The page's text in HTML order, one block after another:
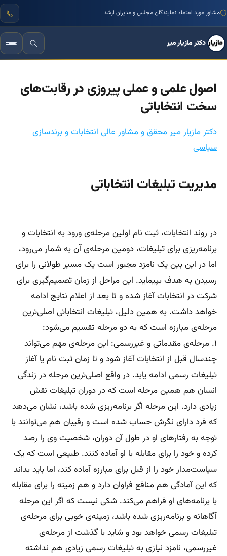
مشاور مورد اعتماد نمایندگان مجلس و مدیران ارشد
دکتر مازیار میر
اصول علمی و عملی پیروزی در رقابت‌های
سخت انتخاباتی
دکتر مازیار میر محقق و مشاور عالی انتخابات و برندسازی
سیاسی
مدیریت تبلیغات انتخاباتی
در روند انتخابات، ثبت نام اولین مرحله‌ی ورود به انتخابات و
برنامه‌ریزی برای تبلیغات، دومین مرحله‌ی آن به شمار می‌رود،
اما در این بین یک نامزد مجبور است یک مسیر طولانی را برای
رسیدن به هدف بپیماید. این مراحل از زمان تصمیم‌گیری برای
شرکت در انتخابات آغاز شده و تا بعد از اعلام نتایج ادامه
خواهد داشت. به همین دلیل، تبلیغات انتخاباتی اصلی‌ترین
مرحله‌ی مبارزه است که به دو مرحله تقسیم می‌شود:
۱. مرحله‌ی مقدماتی و غیر‌رسمی: این مرحله‌ی مهم می‌تواند
چند‌سال قبل از انتخابات آغاز شود و تا زمان ثبت نام ‌یا آغاز
تبلیغات رسمی ادامه یابد. در واقع اصلی‌ترین مرحله در زندگی
انسان هم همین مرحله است که در دوران تبلیغات نقش
زیادی دارد. این مرحله اگر برنامه‌ریزی شده باشد، نشان می‌دهد
که فرد دارای نگرش حساب شده است و رقیبان هم می‌توانند با
توجه به رفتارهای او در طول آن دوران، شخصیت وی را رصد
کرده و خود را برای مقابله با او آماده کنند. طبیعی است که یک
سیاست‌مدار خود را از قبل برای مبارزه آماده کند، اما باید بداند
که این آمادگی هم منافع فراوان دارد و هم زمینه را برای مقابله
با برنامه‌های او فراهم می‌کند. شکی نیست که اگر این مرحله
آگاهانه و برنامه‌ریزی شده باشد، زمینه‌ی خوبی برای مرحله‌ی
تبلیغات رسمی خواهد بود و شاید با گذشت از مرحله‌ی
غیر‌رسمی، نامزد نیازی به تبلیغات رسمی زیادی هم نداشته